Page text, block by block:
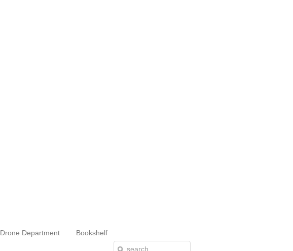
Drone Department Bookshelf